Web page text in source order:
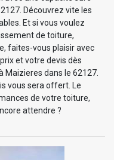
Découvrez vite les
Et si vous voulez
de toiture,
faites-vous plaisir avec
et votre devis dès
dans le 62127.
vous sera offert. Le
de votre toiture,
attendre ?